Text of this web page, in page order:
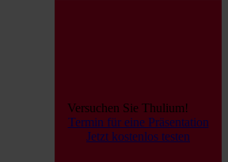
Versuchen Sie Thulium!
Termin für eine Präsentation
Jetzt kostenlos testen